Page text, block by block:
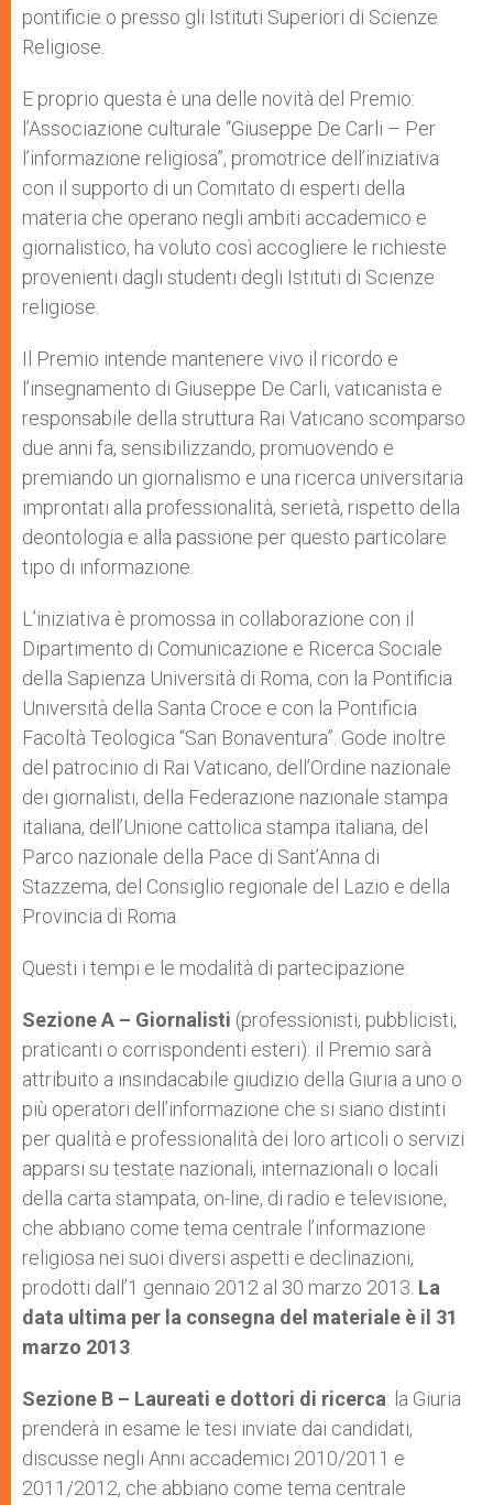
pontificie o presso gli Istituti Superiori di Scienze
Religiose.
E proprio questa è una delle novità del Premio:
l’Associazione culturale “Giuseppe De Carli – Per
l’informazione religiosa”, promotrice dell’iniziativa
con il supporto di un Comitato di esperti della
materia che operano negli ambiti accademico e
giornalistico, ha voluto così accogliere le richieste
provenienti dagli studenti degli Istituti di Scienze
religiose.
Il Premio intende mantenere vivo il ricordo e
l’insegnamento di Giuseppe De Carli, vaticanista e
responsabile della struttura Rai Vaticano scomparso
due anni fa, sensibilizzando, promuovendo e
premiando un giornalismo e una ricerca universitaria
improntati alla professionalità, serietà, rispetto della
deontologia e alla passione per questo particolare
tipo di informazione.
L’iniziativa è promossa in collaborazione con il
Dipartimento di Comunicazione e Ricerca Sociale
della Sapienza Università di Roma, con la Pontificia
Università della Santa Croce e con la Pontificia
Facoltà Teologica “San Bonaventura”. Gode inoltre
del patrocinio di Rai Vaticano, dell’Ordine nazionale
dei giornalisti, della Federazione nazionale stampa
italiana, dell’Unione cattolica stampa italiana, del
Parco nazionale della Pace di Sant’Anna di
Stazzema, del Consiglio regionale del Lazio e della
Provincia di Roma.
Questi i tempi e le modalità di partecipazione:
Sezione A – Giornalisti (professionisti, pubblicisti,
praticanti o corrispondenti esteri): il Premio sarà
attribuito a insindacabile giudizio della Giuria a uno o
più operatori dell’informazione che si siano distinti
per qualità e professionalità dei loro articoli o servizi
apparsi su testate nazionali, internazionali o locali
della carta stampata, on-line, di radio e televisione,
che abbiano come tema centrale l’informazione
religiosa nei suoi diversi aspetti e declinazioni,
prodotti dall’1 gennaio 2012 al 30 marzo 2013. La
data ultima per la consegna del materiale è il 31
marzo 2013
Sezione B – Laureati e dottori di ricerca: la Giuria
prenderà in esame le tesi inviate dai candidati,
discusse negli Anni accademici 2010/2011 e
2011/2012, che abbiano come tema centrale